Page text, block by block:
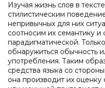
Изучая жизнь слов в
стилистическим
непривычных для них
соотносим их семантику и
парадигматической.
обнаружиться обычность
употребления. Таким
средства языка со
она производит их